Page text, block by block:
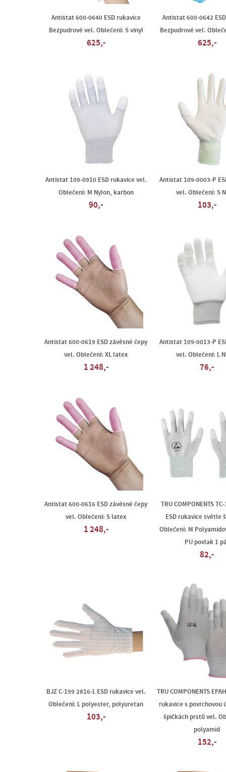
Antistat 600-0640 ESD rukavice
Bezpudrové vel. Oblečení: S vinyl
625,-
Antistat 600-0642
Bezpudrové vel.
625,-
Antistat 109-0910 ESD rukavice vel.
Oblečení: M Nylon, karbon
90,-
Antistat 109-0003-P
vel. Oblečení: S
103,-
Antistat 600-0619 ESD závěsné čepy
vel. Oblečení: XL latex
1 248,-
Antistat 109-0013-P
vel. Oblečení: L
76,-
Antistat 600-0616 ESD závěsné čepy
vel. Oblečení: S latex
1 248,-
TRU COMPONENTS
ESD rukavice světle
Oblečení: M
PU povlak 1
82,-
BJZ C-199 2816-L ESD rukavice vel.
Oblečení: L polyester, polyuretan
103,-
TRU COMPONENTS
rukavice s povrchovou
špičkách prstů vel.
polyamid
152,-